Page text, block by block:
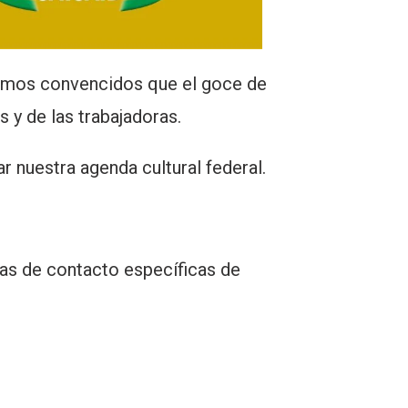
convencidos que el goce de
y de las trabajadoras.
nuestra agenda cultural federal.
de contacto específicas de